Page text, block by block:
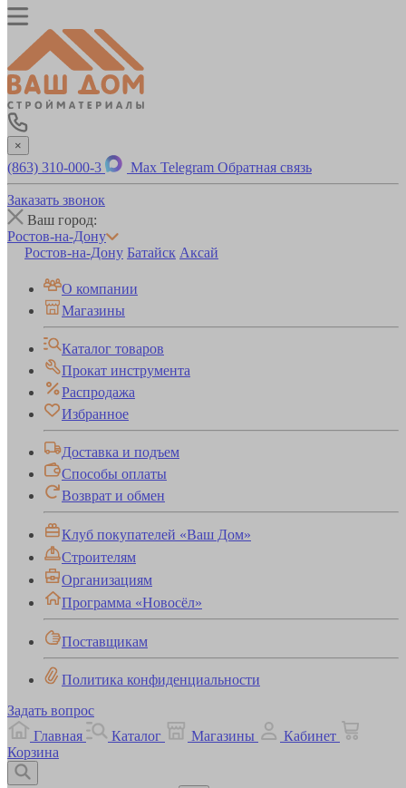
×
(863) 310-000-3 Max Telegram Обратная связь
Заказать звонок
Ваш город:
Ростов-на-Дону
Ростов-на-Дону Батайск Аксай
О компании
Магазины
Каталог товаров
Прокат инструмента
Распродажа
Избранное
Доставка и подъем
Способы оплаты
Возврат и обмен
Клуб покупателей «Ваш Дом»
Строителям
Организациям
Программа «Новосёл»
Поставщикам
Политика конфиденциальности
Задать вопрос
Главная
Каталог Магазины
Кабинет
Корзина